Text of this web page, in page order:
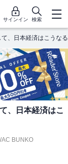
サインイン 検索
、日本経済はこうなる
、日本経済はこ
BUNKO